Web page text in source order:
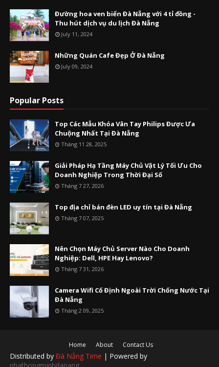
Đường hoa ven biển Đà Nẵng với 4 tỉ đồng -
Thu hút dịch vụ du lịch Đà Nẵng
July 11, 2024
Những Quán Cafe Đẹp Ở Đà Nẵng
July 09, 2024
Popular Posts
Top Các Mẫu Khóa Vân Tay Philips Được Ưa
Chuộng Nhất Tại Đà Nẵng
Tháng 11 28, 2025
Giải Pháp Hạ Tầng Máy Chủ Vật Lý Tối Ưu Cho
Doanh Nghiệp Trong Thời Đại Số
Tháng 7 27, 2026
Top địa chỉ bán đèn LED uy tín tại Đà Nẵng
Tháng 7 07, 2025
Nên Chọn Máy Chủ Server Nào Cho Doanh
Nghiệp: Dell, HPE Hay Lenovo?
Tháng 7 31, 2026
Camera Wifi Cố Định Ngoài Trời Chống Nước Tại
Đà Nẵng
Tháng 2 09, 2025
Home About Contact Us
Distributed by Đà Nẵng Time | Powered by